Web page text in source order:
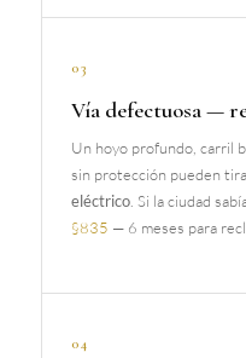
03
Vía defectuosa —
Un hoyo profundo, carril
sin protección pueden
eléctrico . Si la ciudad
§835 — 6 meses para
04